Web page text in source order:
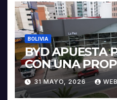
BOLIVIA
BYD APUESTA
CON UNA
INTEGRAL
LA
31 MAYO, 2026